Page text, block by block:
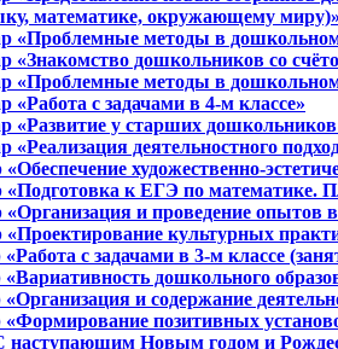
математике, окружающему миру)»
«Проблемные методы в
«Знакомство дошкольников со
«Проблемные методы в
«Работа с задачами в 4-м классе»
«Развитие у старших
«Реализация деятельностного
художественно-
к ЕГЭ по математике.
и проведение опытов
«Проектирование культурных
с задачами в 3-м классе
дошкольного
и содержание
«Формирование позитивных
наступающим Новым годом и